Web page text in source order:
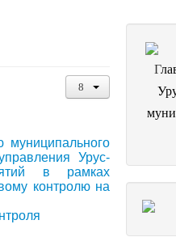
муниципального
Урус-
в рамках
контролю на
Г